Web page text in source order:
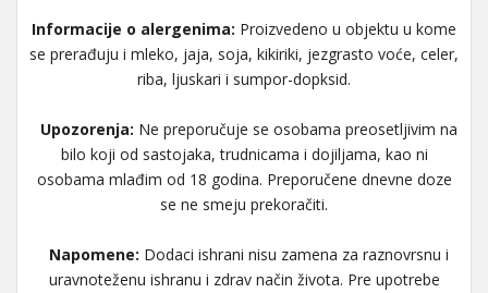
Informacije o alergenima: Proizvedeno u objektu u kome
se prerađuju i mleko, jaja, soja, kikiriki, jezgrasto voće, celer,
riba, ljuskari i sumpor-dopksid.
Upozorenja: Ne preporučuje se osobama preosetljivim na
bilo koji od sastojaka, trudnicama i dojiljama, kao ni
osobama mlađim od 18 godina. Preporučene dnevne doze
se ne smeju prekoračiti.
Napomene: Dodaci ishrani nisu zamena za raznovrsnu i
uravnoteženu ishranu i zdrav način života. Pre upotrebe